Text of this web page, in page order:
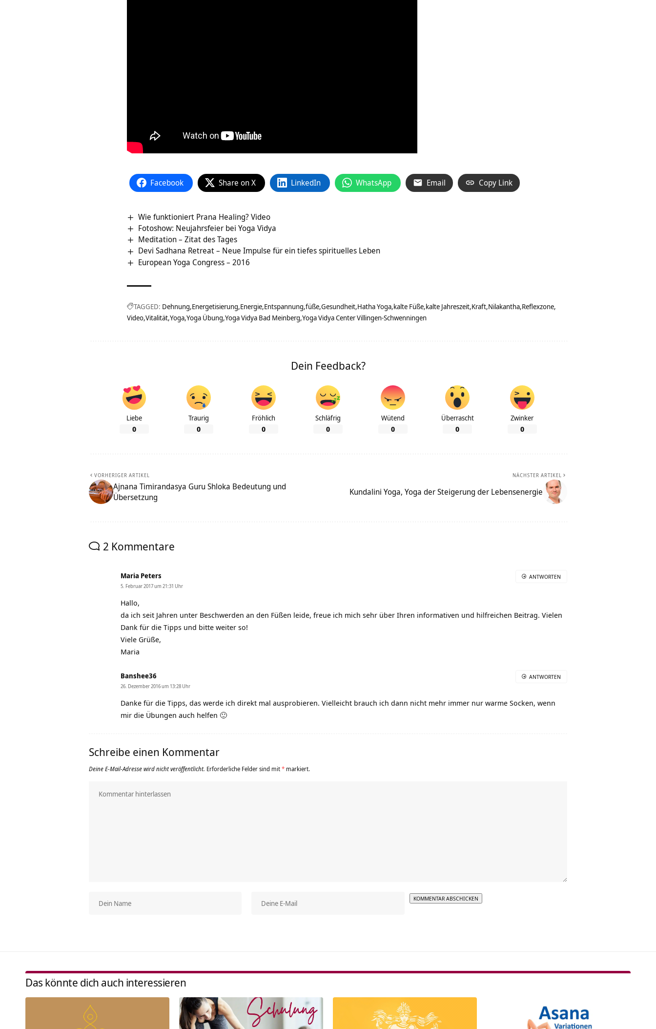
Facebook Share on X LinkedIn WhatsApp Email Copy Link
Wie funktioniert Prana Healing? Video
Fotoshow: Neujahrsfeier bei Yoga Vidya
Meditation – Zitat des Tages
Devi Sadhana Retreat – Neue Impulse für ein tiefes spirituelles Leben
European Yoga Congress – 2016
TAGGED: Dehnung Energetisierung Energie Entspannung füße Gesundheit Hatha Yoga kalte Füße kalte Jahreszeit Kraft Nilakantha Reflexzone
Video Vitalität Yoga Yoga Übung Yoga Vidya Bad Meinberg Yoga Vidya Center Villingen-Schwenningen
Dein Feedback?
Liebe
0
Traurig
0
Fröhlich
0
Schläfrig
0
Wütend
0
Überrascht
0
Zwinker
0
VORHERIGER ARTIKEL
Ajnana Timirandasya Guru Shloka Bedeutung und
Übersetzung
NÄCHSTER ARTIKEL
Kundalini Yoga, Yoga der Steigerung der Lebensenergie
2 Kommentare
Maria Peters
5. Februar 2017 um 21:31 Uhr
Hallo,
da ich seit Jahren unter Beschwerden an den Füßen leide, freue ich mich sehr über Ihren informativen und hilfreichen Beitrag. Vielen
Dank für die Tipps und bitte weiter so!
Viele Grüße,
Maria
ANTWORTEN
Banshee36
26. Dezember 2016 um 13:28 Uhr
Danke für die Tipps, das werde ich direkt mal ausprobieren. Vielleicht brauch ich dann nicht mehr immer nur warme Socken, wenn
mir die Übungen auch helfen 🙂
ANTWORTEN
Schreibe einen Kommentar
Deine E-Mail-Adresse wird nicht veröffentlicht. Erforderliche Felder sind mit* markiert.
Das könnte dich auch interessieren